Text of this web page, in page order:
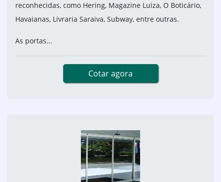
reconhecidas, como Hering, Magazine Luiza, O Boticário,
Havaianas, Livraria Saraiva, Subway, entre outras.
As portas...
Cotar agora